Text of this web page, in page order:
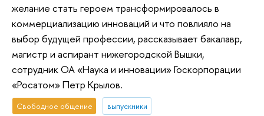
желание стать героем трансформировалось в
коммерциализацию инноваций и что повлияло на
выбор будущей профессии, рассказывает бакалавр,
магистр и аспирант нижегородской Вышки,
сотрудник ОА «Наука и инновации» Госкорпорации
«Росатом» Петр Крылов.
Свободное общение выпускники